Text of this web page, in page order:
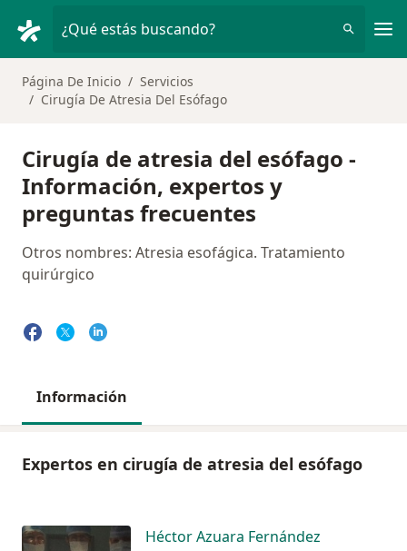
¿Qué estás buscando?
Página De Inicio
Servicios
Cirugía De Atresia Del Esófago
Cirugía de atresia del esófago -
Información, expertos y
preguntas frecuentes
Otros nombres: Atresia esofágica. Tratamiento
quirúrgico
Información
Expertos en cirugía de atresia del esófago
Héctor Azuara Fernández